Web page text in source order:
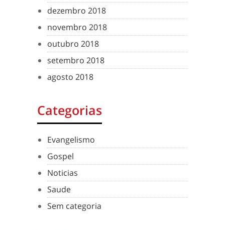
dezembro 2018
novembro 2018
outubro 2018
setembro 2018
agosto 2018
Categorias
Evangelismo
Gospel
Noticias
Saude
Sem categoria